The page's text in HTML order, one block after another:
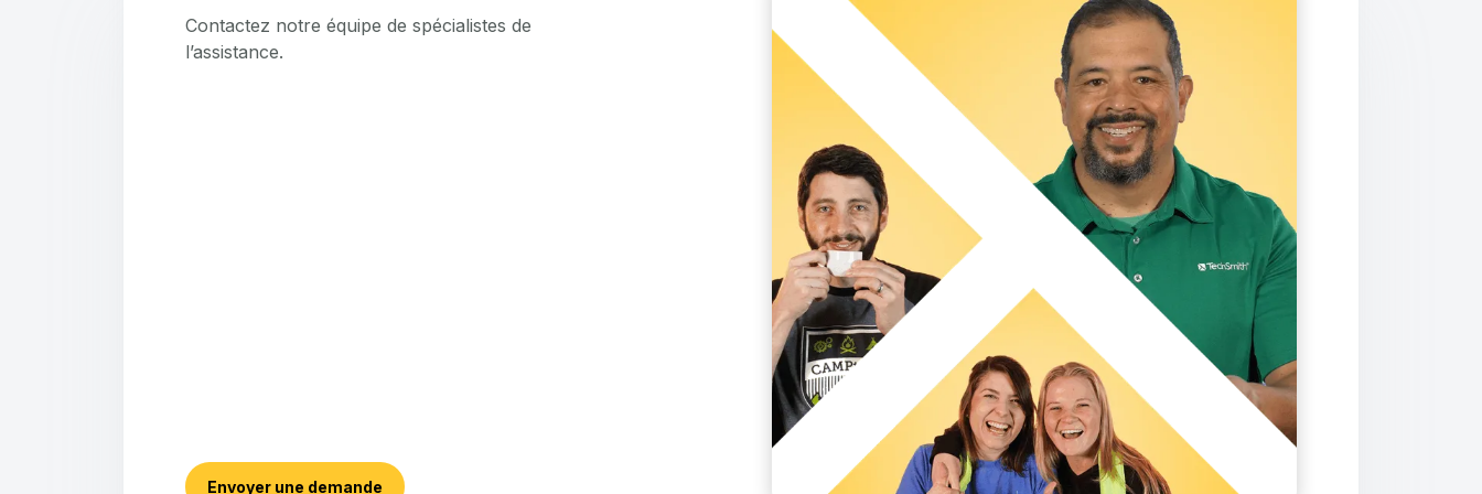
Contactez notre équipe de spécialistes de
l’assistance.
Envoyer une demande